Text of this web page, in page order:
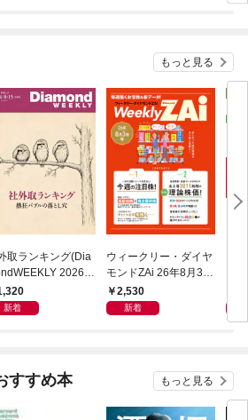
牧野 洋／KEYWORDで世界を読むThis is.
もっと見る
取ランキング(Dia
2026年
15合併号)
新着
ウィークリー・ダイヤ
モンドZAi 26年8月3日
号2,530
新着
すすめ本 もっと見る